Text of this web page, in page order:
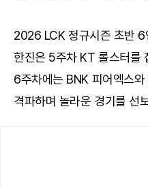
2026 LCK 정규시즌 초반 6
한진은 5주차 KT 롤스터를
6주차에는 BNK 피어엑스
격파하며 놀라운 경기를 선